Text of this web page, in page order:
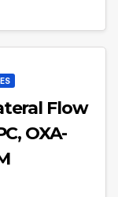
Flow
OXA-